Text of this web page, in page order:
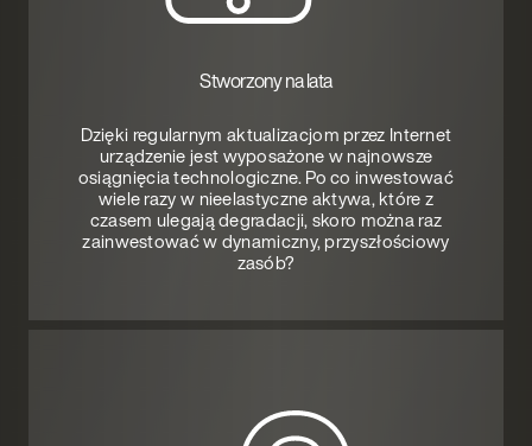
Stworzony na lata
Dzięki regularnym aktualizacjom przez Internet
urządzenie jest wyposażone w najnowsze
osiągnięcia technologiczne. Po co inwestować
wiele razy w nieelastyczne aktywa, które z
czasem ulegają degradacji, skoro można raz
zainwestować w dynamiczny, przyszłościowy
zasób?